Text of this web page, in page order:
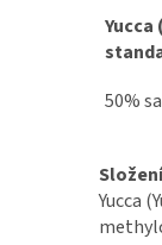
Yucca
50%
Yucca